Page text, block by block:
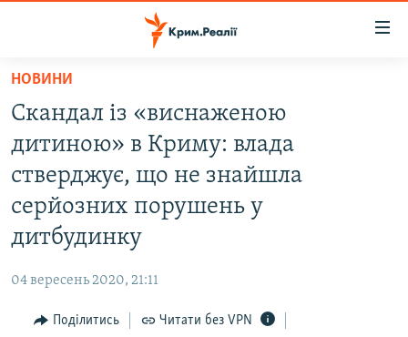
Перейти
основного
матеріалу
до
основної
навігації
Перейти
до
ВОДА.КРИМ
ПОЛІТИКА
БЛОГИ
ІНТЕРВ'Ю
ВСЕ ЗА ДЕНЬ
НОВИНИ
Скандал із «виснаженою
дитиною» в Криму: влада
стверджує, що не знайшла
серйозних порушень у
дитбудинку
04 вересень 2020, 21:11
Поділитись Читати без VPN